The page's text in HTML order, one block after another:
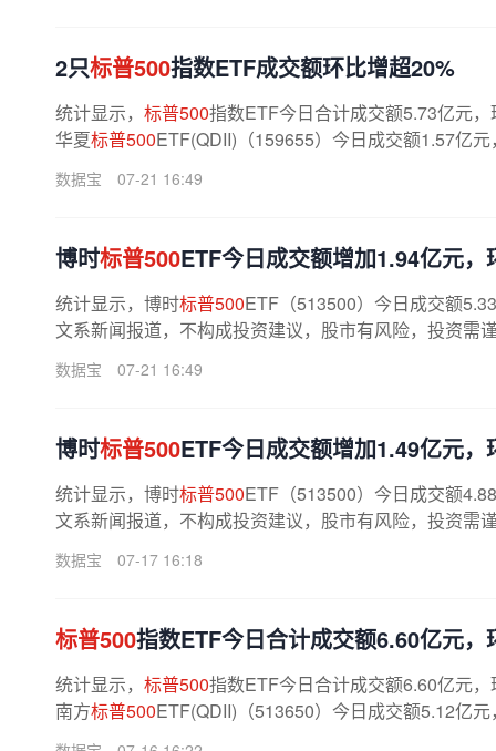
2只标普500指数ETF成交额环比增超20%
统计显示， 标普500指数ETF今日合计成交额5.73亿元
华夏标普500ETF(QDII)（159655）今日成交额1.57亿
数据宝 07-21 16:49
博时标普500ETF今日成交额增加1.94亿元
统计显示，博时标普500ETF（513500）今日成交额
文系新闻报道，不构成投资建议，股市有风险，投资需
数据宝 07-21 16:49
博时标普500ETF今日成交额增加1.49亿元
统计显示，博时标普500ETF（513500）今日成交额
文系新闻报道，不构成投资建议，股市有风险，投资需
数据宝 07-17 16:18
标普500指数ETF今日合计成交额6.60亿元，
统计显示， 标普500指数ETF今日合计成交额6.60亿元
南方标普500ETF(QDII)（513650）今日成交额5.12亿